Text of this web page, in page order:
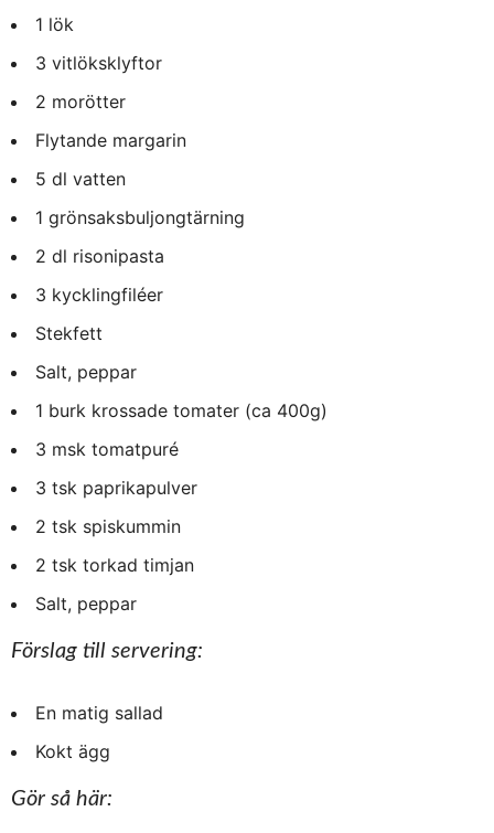
1 lök
3 vitlöksklyftor
2 morötter
Flytande margarin
5 dl vatten
1 grönsaksbuljongtärning
2 dl risonipasta
3 kycklingfiléer
Stekfett
Salt, peppar
1 burk krossade tomater (ca 400g)
3 msk tomatpuré
3 tsk paprikapulver
2 tsk spiskummin
2 tsk torkad timjan
Salt, peppar
Förslag till servering:
En matig sallad
Kokt ägg
Gör så här: